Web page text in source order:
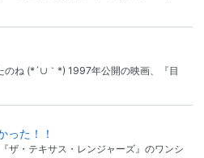
のね (*´∪｀*) 1997年公開の映画、『目
った！！
ザ・テキサス・レンジャーズ』のワンシ